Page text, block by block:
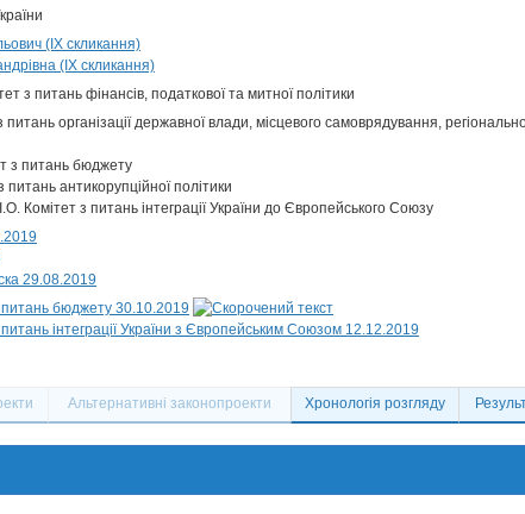
(IX скликання)
(IX скликання)
з питань фінансів, податкової та митної політики
питань організації державної влади, місцевого самоврядування,
з питань бюджету
питань антикорупційної політики
Комітет з питань інтеграції України до Європейського Союзу
29.08.2019
питань бюджету 30.10.2019
інтеграції України з Європейським Союзом 12.12.2019
Альтернативні законопроекти Хронологія розгляду